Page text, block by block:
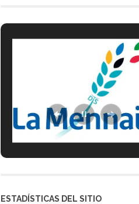
ESTADÍSTICAS DEL SITIO